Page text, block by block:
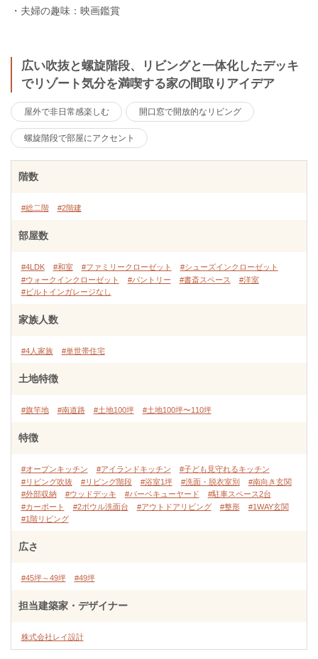
・夫婦の趣味：映画鑑賞
広い吹抜と螺旋階段、リビングと一体化したデッキ
でリゾート気分を満喫する家の間取りアイデア
屋外で非日常感楽しむ 開口窓で開放的なリビング
螺旋階段で部屋にアクセント
階数
#総二階 #2階建
部屋数
#4LDK #和室 #ファミリークローゼット
#シューズインクローゼット
#ウォークインクローゼット
#パントリー #書斎スペース
#洋室
#ビルトインガレージなし
家族人数
#4人家族 #単世帯住宅
土地特徴
#旗竿地 #南道路 #土地100坪 #土地100坪〜110坪
特徴
#オープンキッチン #アイランドキッチン
#子ども見守れるキッチン
#リビング吹抜
#リビング階段 #浴室1坪 #洗面・脱衣室別
#南向き玄関
#外部収納
#ウッドデッキ #バーベキューヤード
#駐車スペース2台
#カーポート
#2ボウル洗面台 #アウトドアリビング #整形
#1WAY玄関
#1階リビング
広さ
#45坪～49坪 #49坪
担当建築家・デザイナー
株式会社レイ設計